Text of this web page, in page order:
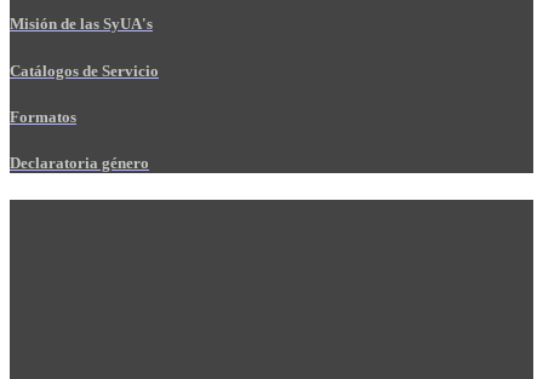
Misión de las SyUA's
Catálogos de Servicio
Formatos
Declaratoria género